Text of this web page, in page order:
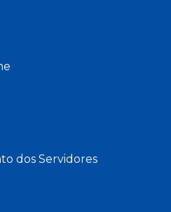
dos Servidores